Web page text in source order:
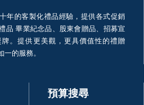
年的客製化禮品經驗，提供各式促銷
品 畢業紀念品、股東會贈品、招募宣
。提供更美觀，更具價值性的禮贈
的服務。
預算搜尋